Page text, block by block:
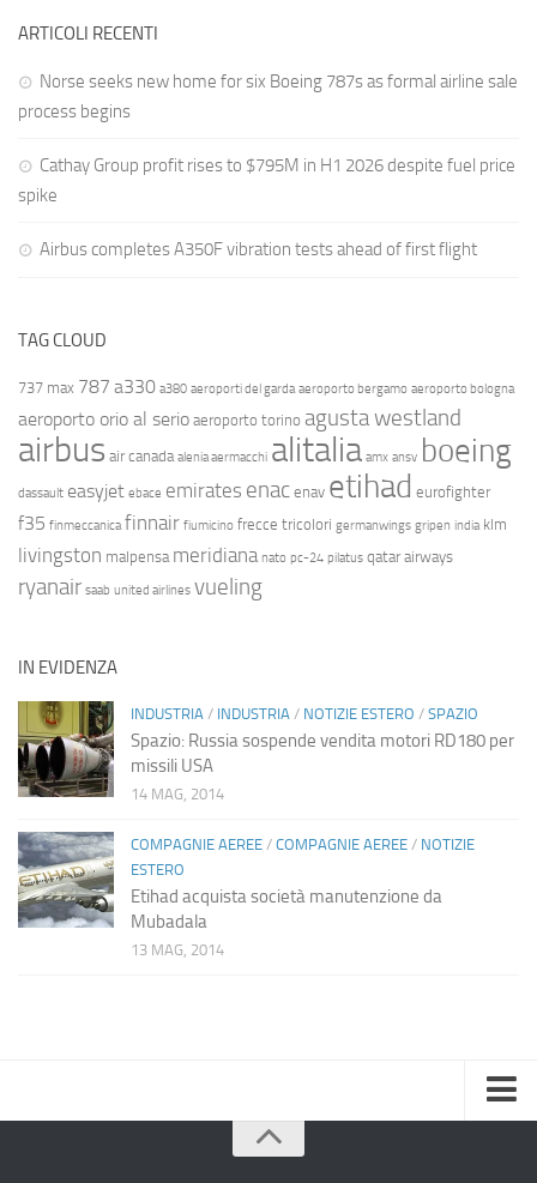
ARTICOLI RECENTI
Norse seeks new home for six Boeing 787s as formal airline sale
process begins
Cathay Group profit rises to $795M in H1 2026 despite fuel price
spike
Airbus completes A350F vibration tests ahead of first flight
TAG CLOUD
737 max 787 a330 a380 aeroporti del garda aeroporto bergamo aeroporto bologna
aeroporto orio al serio aeroporto torino agusta westland
airbus air canada alenia aermacchi alitalia amx ansv boeing
dassault easyjet ebace emirates enac enav etihad eurofighter
f35 finmeccanica finnair fiumicino frecce tricolori germanwings gripen india klm
livingston malpensa meridiana nato pc-24 pilatus qatar airways
ryanair saab united airlines vueling
IN EVIDENZA
INDUSTRIA / INDUSTRIA / NOTIZIE ESTERO / SPAZIO
Spazio: Russia sospende vendita motori RD180 per
missili USA
14 MAG, 2014
COMPAGNIE AEREE / COMPAGNIE AEREE / NOTIZIE
ESTERO
Etihad acquista società manutenzione da
Mubadala
13 MAG, 2014